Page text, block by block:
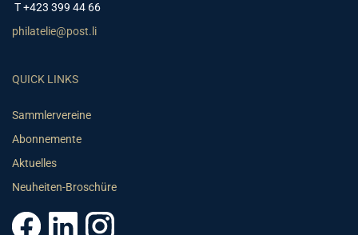
T +423 399 44 66
philatelie@post.li
QUICK LINKS
Sammlervereine
Abonnemente
Aktuelles
Neuheiten-Broschüre